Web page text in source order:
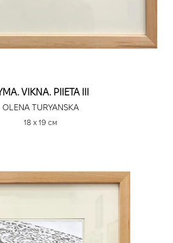
VIKNA. PIIETA III
OLENA TURYANSKA
18 х 19 см